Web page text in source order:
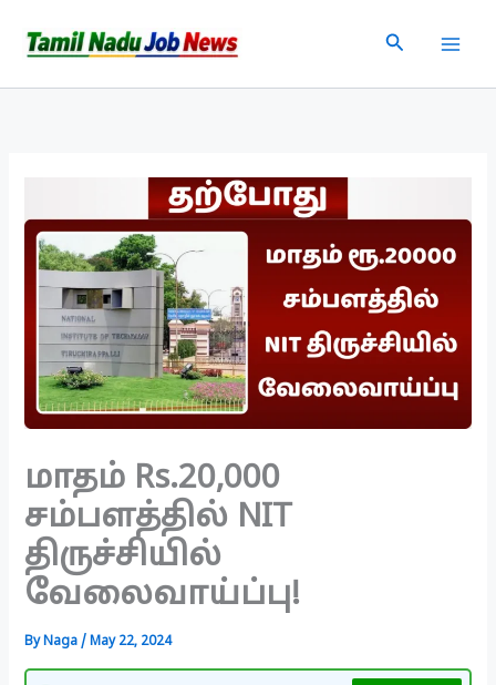
Search
மாதம் Rs.20,000
சம்பளத்தில் NIT
திருச்சியில்
வேலைவாய்ப்பு!
ByNaga/May 22, 2024